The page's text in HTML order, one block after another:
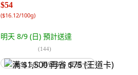
$54
($16.12/100g)
明天 8/9 (日) 預計送達
(144)
满 $1,500 再省 $75 (王道卡)